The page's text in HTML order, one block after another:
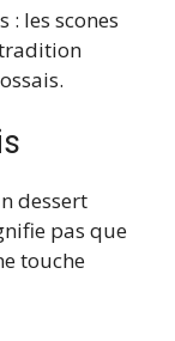
: les scones
dessert
pas que
touche